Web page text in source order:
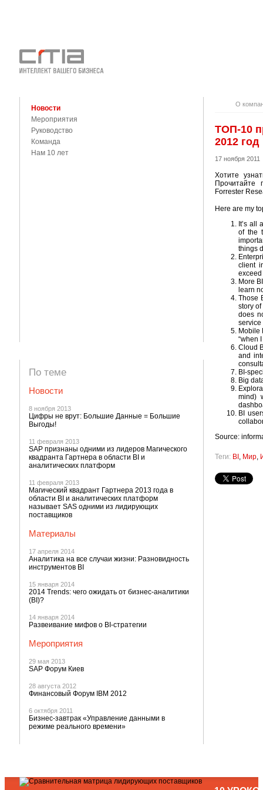
Новости
Мероприятия
Руководство
Команда
Нам 10 лет
По теме
Новости
8 ноября 2013
Цифры не врут: Большие Данные = Большие
Выгоды!
11 февраля 2013
SAP признаны одними из лидеров Магического
квадранта Гартнера в области BI и
аналитических платформ
11 февраля 2013
Магический квадрант Гартнера 2013 года в
области BI и аналитических платформ
называет SAS одними из лидирующих
поставщиков
Материалы
17 апреля 2014
Аналитика на все случаи жизни: Разновидность
инструментов BI
15 января 2014
2014 Trends: чего ожидать от бизнес-аналитики
(BI)?
14 января 2014
Развеивание мифов о BI-стратегии
Мероприятия
29 мая 2013
SAP Форум Киев
28 августа 2012
Финансовый Форум IBM 2012
6 октября 2011
Бизнес-завтрак «Управление данными в
режиме реального времени»
О
ТОП-10
2012 год
17 ноября 2011
Хотите
Прочитайте
Forrester
Here are my
It’s all
of the
things
client
More
learn
Those
story
does
service
Mobile
“when
Cloud
and
BI-
Big
mind)
BI
Source:
Теги: BI , Мир,